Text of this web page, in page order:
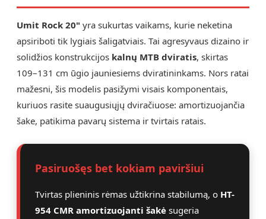
Umit Rock 20" yra sukurtas vaikams, kurie neketina
apsiriboti tik lygiais šaligatviais. Tai agresyvaus dizaino ir
solidžios konstrukcijos kalnų MTB dviratis, skirtas
109–131 cm ūgio jauniesiems dviratininkams. Nors ratai
mažesni, šis modelis pasižymi visais komponentais,
kuriuos rasite suaugusiųjų dviračiuose: amortizuojančia
šake, patikima pavarų sistema ir tvirtais ratais.
Pasiruošęs bet kokiam paviršiui
Tvirtas plieninis rėmas užtikrina stabilumą, o HT-
954 CMR amortizuojanti šakė sugeria